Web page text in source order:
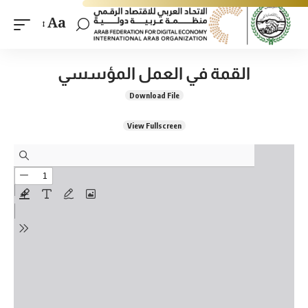
Aa
القمة في العمل المؤسسي
Download File
View Fullscreen